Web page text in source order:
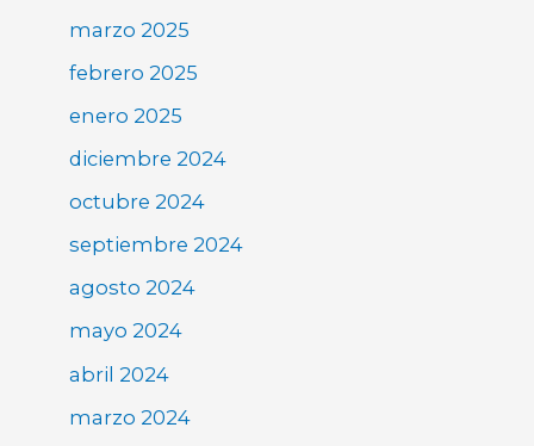
marzo 2025
febrero 2025
enero 2025
diciembre 2024
octubre 2024
septiembre 2024
agosto 2024
mayo 2024
abril 2024
marzo 2024